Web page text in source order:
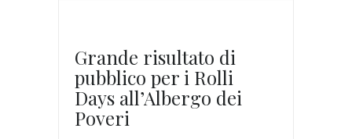
Grande risultato di
pubblico per i Rolli
Days all’Albergo dei
Poveri